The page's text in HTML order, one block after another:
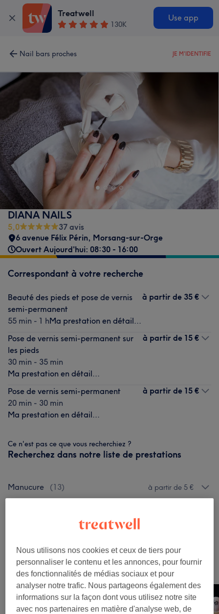
Treatwell
130K
Use app
Nail bars proches JE M'IDENTIFIE
DIANA NAILS
5,0
37 avis
6 avenue Félix Périn, Morsang-sur-Orge
Ouvert Aujourd'hui: 08:30 - 16:00
Correspondant à votre recherche
Beauté des pieds et pose de vernis
semi-permanent
55 min - 1 hMa prestation en détail...
à partir de 35 €
Pose de vernis semi-permanent sur
les pieds
30 min - 35 min
Ma prestation en détail...
à partir de 15 €
Pose de vernis semi-permanent
20 min - 30 min
Ma prestation en détail...
à partir de 15 €
Ce n'est pas ce que vous recherchiez ?
Recherchez dans notre liste de prestations
Manucure (13) à partir de 5 €
Notre travail
Appuyez sur l'image pour voir plus de détails
Nous utilisons nos cookies et ceux de tiers pour
personnaliser le contenu et les annonces, pour fournir
des fonctionnalités de médias sociaux et pour
analyser notre trafic. Nous partageons également des
informations sur la façon dont vous utilisez notre site
avec nos partenaires en matière d'analyse web, de